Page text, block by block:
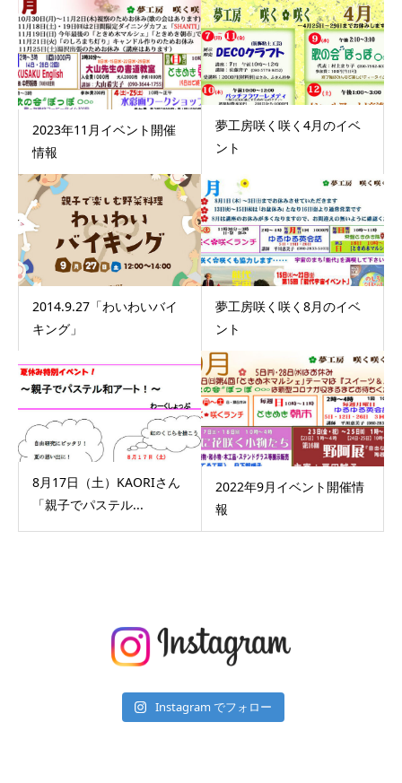
2023年11月イベント開催
情報
夢工房咲く咲く4月のイベ
ント
2014.9.27「わいわいバイ
キング」
夢工房咲く咲く8月のイベ
ント
8月17日（土）KAORIさん
「親子でパステル...
2022年9月イベント開催情
報
Instagram でフォロー